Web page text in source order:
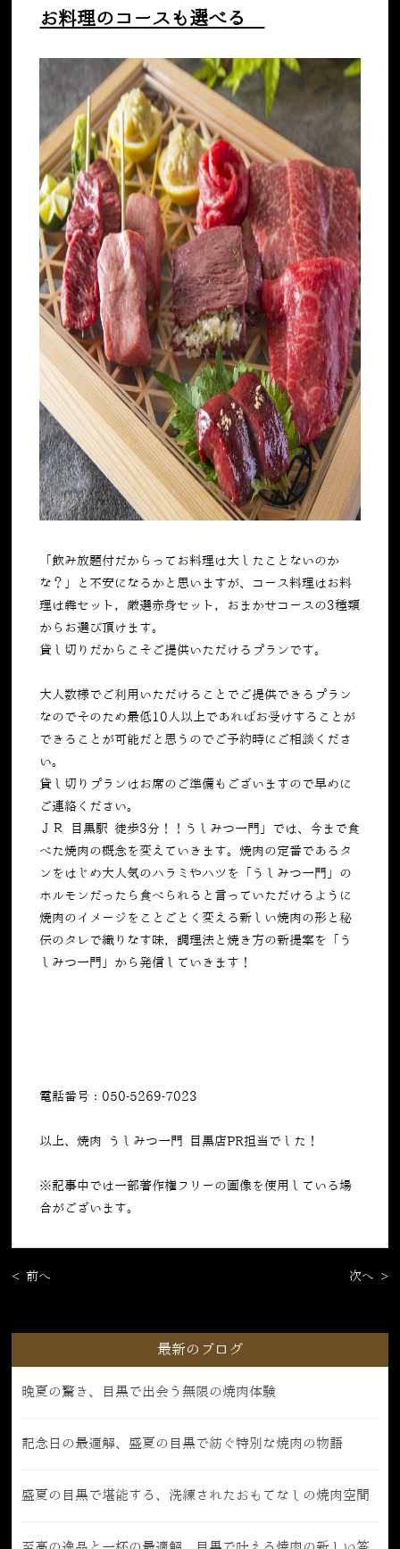
お料理のコースも選べる⁉
「飲み放題付だからってお料理は大したことないのか
な？」と不安になるかと思いますが、コース料理はお料
理は犇セット，厳選赤身セット，おまかせコースの3種類
からお選び頂けます。
貸し切りだからこそご提供いただけるプランです。
大人数様でご利用いただけることでご提供できるプラン
なのでそのため最低10人以上であればお受けすることが
できることが可能だと思うのでご予約時にご相談くださ
い。
貸し切りプランはお席のご準備もございますので早めに
ご連絡ください。
ＪＲ 目黒駅 徒歩3分！！うしみつ一門」では、今まで食
べた焼肉の概念を変えていきます。焼肉の定番であるタ
ンをはじめ大人気のハラミやハツを「うしみつ一門」の
ホルモンだったら食べられると言っていただけるように
焼肉のイメージをことごとく変える新しい焼肉の形と秘
伝のタレで織りなす味，調理法と焼き方の新提案を「う
しみつ一門」から発信していきます！
電話番号：050-5269-7023
以上、焼肉 うしみつ一門 目黒店PR担当でした！
※記事中では一部著作権フリーの画像を使用している場
合がございます。
< 前へ 次へ >
最新のブログ
晩夏の驚き、目黒で出会う無限の焼肉体験
記念日の最適解、盛夏の目黒で紡ぐ特別な焼肉の物語
盛夏の目黒で堪能する、洗練されたおもてなしの焼肉空間